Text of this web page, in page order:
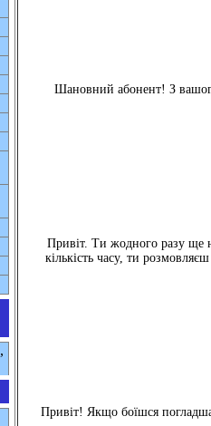
,
Шановний абонент! З
Привіт. Ти жодного разу ще
кількість часу, ти
Привіт! Якщо боїшся